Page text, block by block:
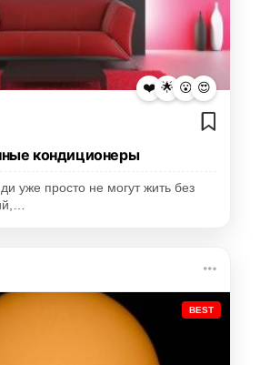
❤️ 🌟 😮 😍
кондиционеры
уже просто не могут жить без
BEST